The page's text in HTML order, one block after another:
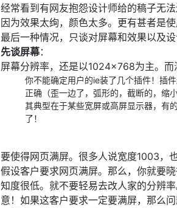
经常看到有网友抱怨设计师给的稿子无
因为效果太绚，颜色太多。更有甚者是
最后一种情况，只谈对屏幕和效果以及设
先谈屏幕：
屏幕分辨率，还是以1024×768为主。而
你不能确定用户的ie装了几个插件！插
正确（歪一边了，弧形的，截断的，缩
其典型在于某些宽屏或高屏显示器，有
了！
要使得网页满屏。很多人说宽度1003，
假设客户要求网页满屏。那么，你就要
知度很低。就不要轻易去改人家的分辨
意！如果这客户要求一定要满屏，那么